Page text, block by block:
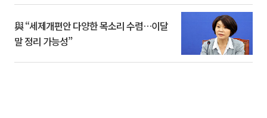
與 “세제개편안 다양한 목소리 수렴…이달
말 정리 가능성”